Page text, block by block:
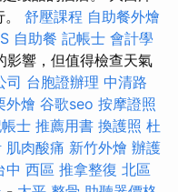
舒壓課程 自助餐外燴
自助餐 記帳士 會計學
影響，但值得檢查天氣
司 台胞證辦理 中清路
外燴 谷歌seo 按摩證照
士 推薦用書 換護照 杜
肌肉酸痛 新竹外燴 辦護
中 西區 推拿整復 北區